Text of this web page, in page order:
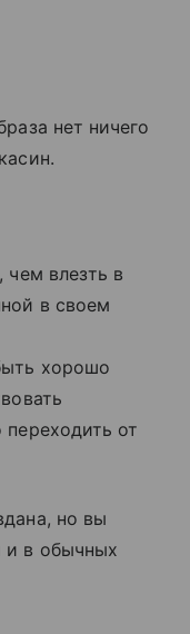
нет ничего
влезть в
в своем
хорошо
от
но вы
и в обычных